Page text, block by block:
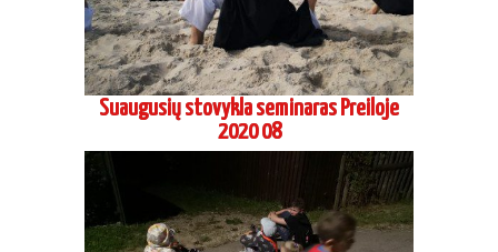
Vasaros Aikido stovykla Marijampoleje
2020 07 – 08
Pavasario dienos stovykla 2019